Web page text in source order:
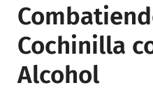
Cochinilla
Alcohol